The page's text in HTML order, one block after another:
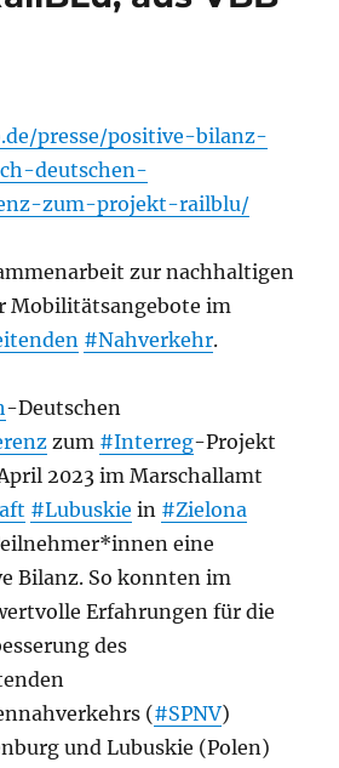
presse/positive-bilanz-
deutschen-
zum-projekt-railblu/
zur nachhaltigen
Mobilitätsangebote im
#Nahverkehr.
-Deutschen
zum #Interreg-Projekt
2023 im Marschallamt
#Lubuskie in #Zielona
eine
Bilanz. So konnten im
Erfahrungen für die
des
(#SPNV)
und Lubuskie (Polen)